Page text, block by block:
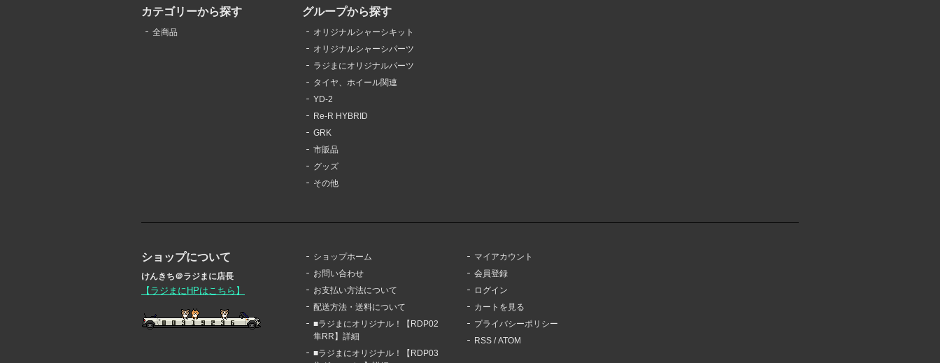
カテゴリーから探す
全商品
グループから探す
オリジナルシャーシキット
オリジナルシャーシパーツ
ラジまにオリジナルパーツ
タイヤ、ホイール関連
YD-2
Re-R HYBRID
GRK
市販品
グッズ
その他
ショップについて
けんきち＠ラジまに店長
【ラジまにHPはこちら】
ショップホーム
お問い合わせ
お支払い方法について
配送方法・送料について
■ラジまにオリジナル！【RDP02
隼RR】詳細
■ラジまにオリジナル！【RDP03
マイアカウント
会員登録
ログイン
カートを見る
プライバシーポリシー
RSS /ATOM